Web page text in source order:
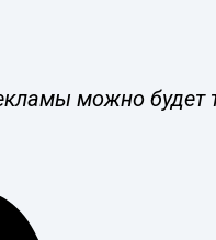
можно будет